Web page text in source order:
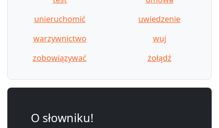
unieruchomić
uwiedzenie
warzywnictwo
wuj
zobowiązywać
żołądź
O słowniku!